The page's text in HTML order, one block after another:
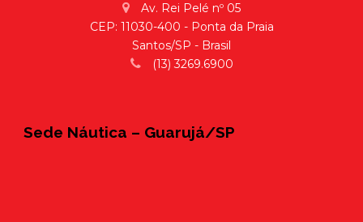
Av. Rei Pelé nº 05
CEP: 11030-400 - Ponta da Praia
Santos/SP - Brasil
(13) 3269.6900
Sede Náutica – Guarujá/SP